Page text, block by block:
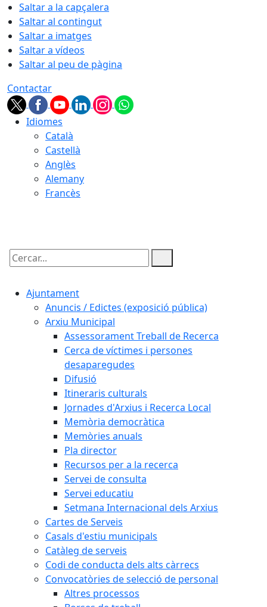
Saltar a la capçalera
Saltar al contingut
Saltar a imatges
Saltar a vídeos
Saltar al peu de pàgina
Contactar
Idiomes
Català
Castellà
Anglès
Alemany
Francès
Cercar:
Ajuntament
Anuncis / Edictes (exposició pública)
Arxiu Municipal
Assessorament Treball de Recerca
Cerca de víctimes i persones
desaparegudes
Difusió
Itineraris culturals
Jornades d'Arxius i Recerca Local
Memòria democràtica
Memòries anuals
Pla director
Recursos per a la recerca
Servei de consulta
Servei educatiu
Setmana Internacional dels Arxius
Cartes de Serveis
Casals d'estiu municipals
Catàleg de serveis
Codi de conducta dels alts càrrecs
Convocatòries de selecció de personal
Altres processos